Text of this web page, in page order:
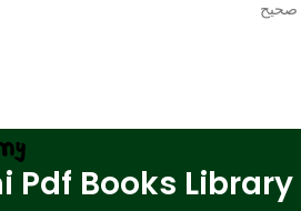
Pdf Books